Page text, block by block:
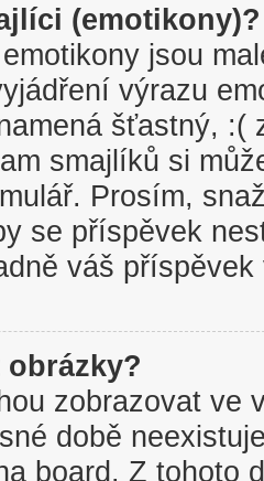
(emotikony)?
jsou
výrazu
šťastný, :(
smajlíků si
Prosím,
se příspěvek
váš
zobrazovat ve
době
board. Z tohoto